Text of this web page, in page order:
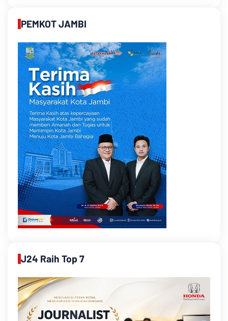
PEMKOT JAMBI
J24 Raih Top 7